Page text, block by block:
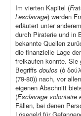
Im vierten Kapitel (
l’esclavage) werden
erläutert unter
durch Piraterie und in
bekannte Quellen
die finanzielle Lage
freikaufen konnte. Sie
Begriffs doulos (ὁ
(79-80)) nach, vor
eigenen Abschnitt
(Esclavage volontaire
Fällen, bei denen